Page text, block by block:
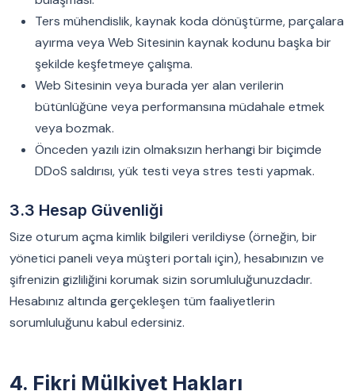
Ters mühendislik, kaynak koda dönüştürme, parçalara
ayırma veya Web Sitesinin kaynak kodunu başka bir
şekilde keşfetmeye çalışma.
Web Sitesinin veya burada yer alan verilerin
bütünlüğüne veya performansına müdahale etmek
veya bozmak.
Önceden yazılı izin olmaksızın herhangi bir biçimde
DDoS saldırısı, yük testi veya stres testi yapmak.
3.3 Hesap Güvenliği
Size oturum açma kimlik bilgileri verildiyse (örneğin, bir
yönetici paneli veya müşteri portalı için), hesabınızın ve
şifrenizin gizliliğini korumak sizin sorumluluğunuzdadır.
Hesabınız altında gerçekleşen tüm faaliyetlerin
sorumluluğunu kabul edersiniz.
4. Fikri Mülkiyet Hakları